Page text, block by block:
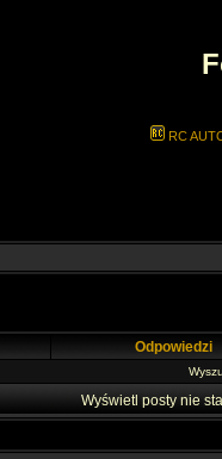
RC
Odpowiedzi
Wyświetl posty nie